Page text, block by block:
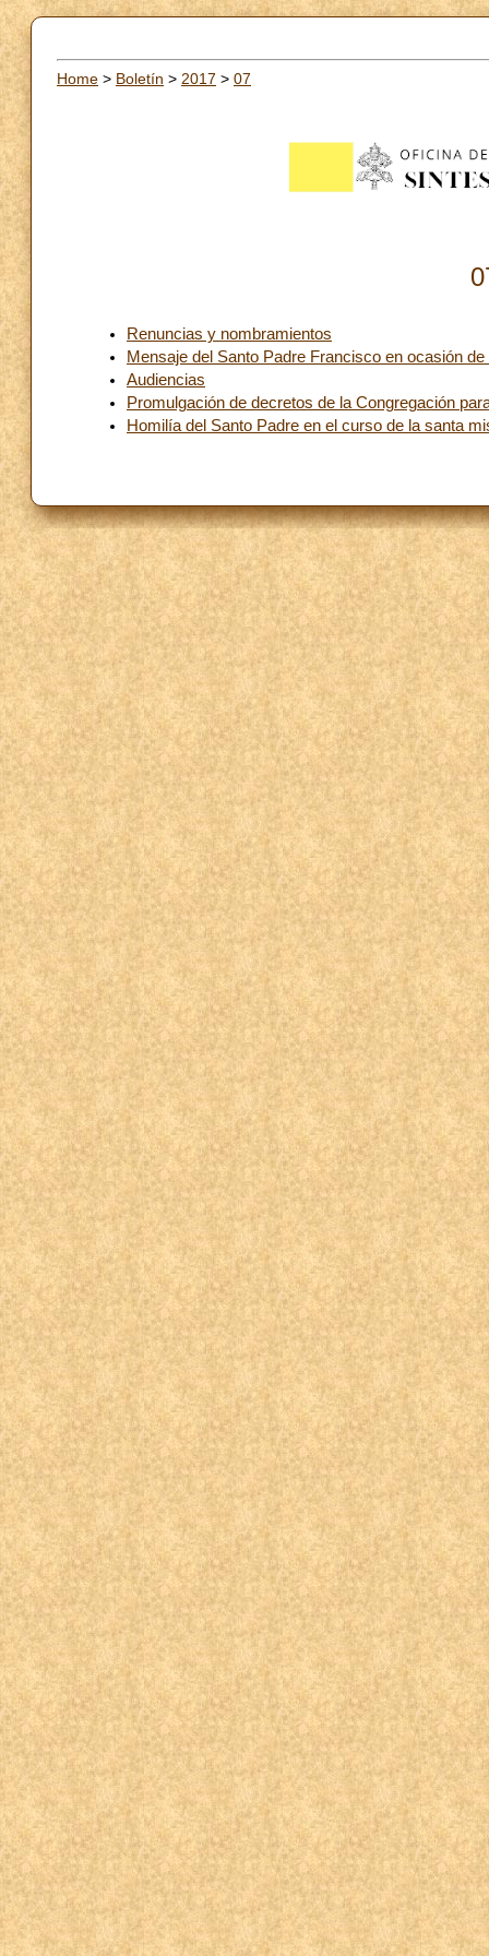
Home > Boletín > 2017 > 07
Renuncias y nombramientos
Mensaje del Santo Padre Francisco en ocasión
Audiencias
Promulgación de decretos de la Congregación
Homilía del Santo Padre en el curso de la santa